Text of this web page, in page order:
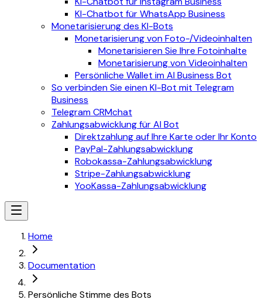
KI-Chatbot für WhatsApp Business
Monetarisierung des KI-Bots
Monetarisierung von Foto-/Videoinhalten
Monetarisieren Sie Ihre Fotoinhalte
Monetarisierung von Videoinhalten
Persönliche Wallet im AI Business Bot
So verbinden Sie einen KI-Bot mit Telegram
Business
Telegram CRMchat
Zahlungsabwicklung für AI Bot
Direktzahlung auf Ihre Karte oder Ihr Konto
PayPal-Zahlungsabwicklung
Robokassa-Zahlungsabwicklung
Stripe-Zahlungsabwicklung
YooKassa-Zahlungsabwicklung
Home
Documentation
Persönliche Stimme des Bots